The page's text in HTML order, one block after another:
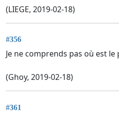
(LIEGE, 2019-02-18)
#356
Je ne comprends pas où est
(Ghoy, 2019-02-18)
#361